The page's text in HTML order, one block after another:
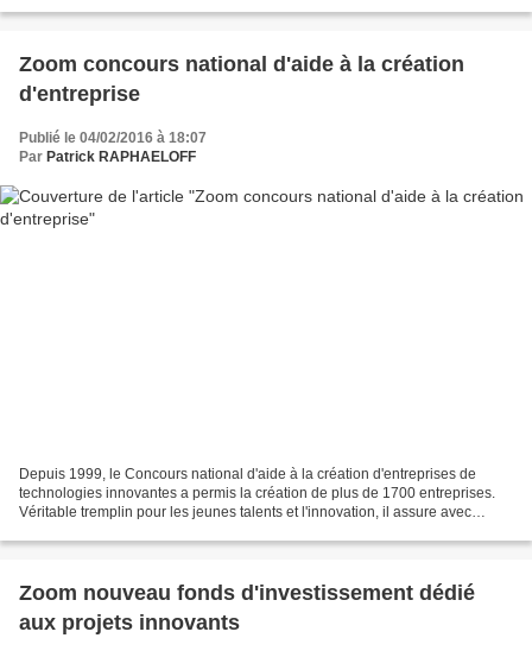
Zoom concours national d'aide à la création
d'entreprise
Publié le 04/02/2016 à 18:07
Par Patrick RAPHAELOFF
Depuis 1999, le Concours national d'aide à la création d'entreprises de
technologies innovantes a permis la création de plus de 1700 entreprises.
Véritable tremplin pour les jeunes talents et l'innovation, il assure avec
Zoom nouveau fonds d'investissement dédié
aux projets innovants